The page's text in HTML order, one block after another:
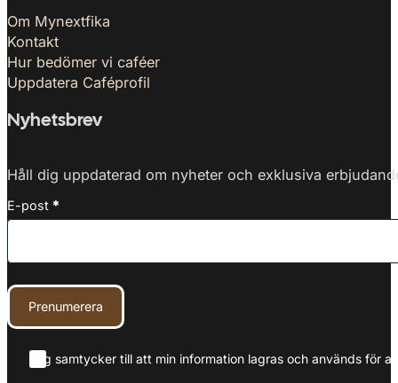
Om Mynextfika
Kontakt
Hur bedömer vi caféer
Uppdatera Caféprofil
Nyhetsbrev
Håll dig uppdaterad om nyheter och exklusiva
E-post *
Prenumerera
Jag samtycker till att min information lagras och används för